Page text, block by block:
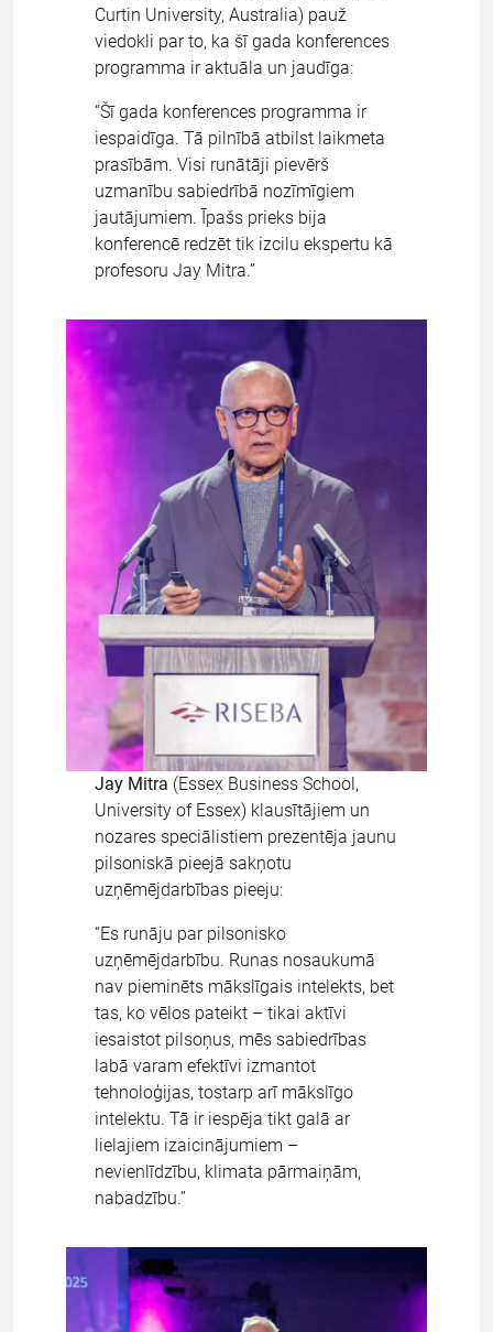
Curtin University, Australia) pauž
viedokli par to, ka šī gada konferences
programma ir aktuāla un jaudīga:
“Šī gada konferences programma ir
iespaidīga. Tā pilnībā atbilst laikmeta
prasībām. Visi runātāji pievērš
uzmanību sabiedrībā nozīmīgiem
jautājumiem. Īpašs prieks bija
konferencē redzēt tik izcilu ekspertu kā
profesoru Jay Mitra.”
Jay Mitra (Essex Business School,
University of Essex) klausītājiem un
nozares speciālistiem prezentēja jaunu
pilsoniskā pieejā sakņotu
uzņēmējdarbības pieeju:
“Es runāju par pilsonisko
uzņēmējdarbību. Runas nosaukumā
nav pieminēts mākslīgais intelekts, bet
tas, ko vēlos pateikt – tikai aktīvi
iesaistot pilsoņus, mēs sabiedrības
labā varam efektīvi izmantot
tehnoloģijas, tostarp arī mākslīgo
intelektu. Tā ir iespēja tikt galā ar
lielajiem izaicinājumiem –
nevienlīdzību, klimata pārmaiņām,
nabadzību.”